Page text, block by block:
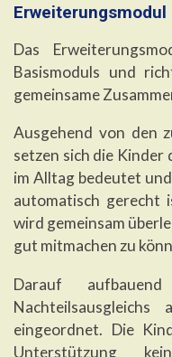
Erweiterungsmodul
Das
Basismoduls und
gemeinsame
Ausgehend von den
setzen sich die Kinder
im Alltag bedeutet
automatisch gerecht
wird gemeinsam
gut mitmachen zu
Darauf
eingeordnet. Die
Unterstützung